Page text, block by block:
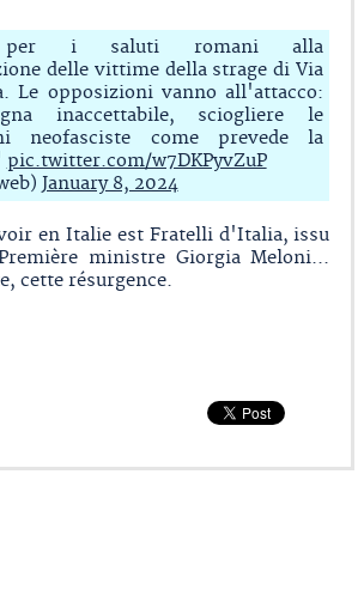
per i saluti romani alla
delle vittime della strage di Via
Le opposizioni vanno all'attacco:
inaccettabile, sciogliere le
neofasciste come prevede la
pic.twitter.com/w7DKPyvZuP
January 8, 2024
en Italie est Fratelli d'Italia, issu
ministre Giorgia Meloni...
cette résurgence.